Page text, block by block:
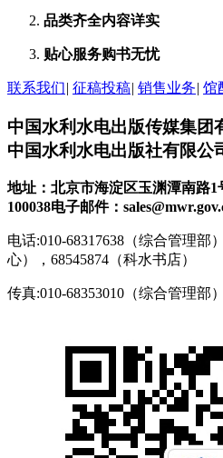
品类齐全内容详实
贴心服务购书无忧
联系我们| 征稿投稿| 销售业务| 馆
中国水利水电出版传媒集团
中国水利水电出版社有限公
地址：北京市海淀区玉渊潭南路1
100038电子邮件：
电话:010-68317638（综合管理部
心），68545874（科水书店）
传真:010-68353010（综合管理部）